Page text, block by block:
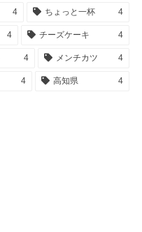
4 ちょっと一杯 4
4 チーズケーキ 4
4 メンチカツ 4
4 高知県 4